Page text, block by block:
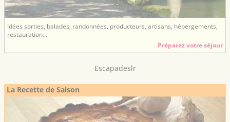
Idées sorties, balades, randonnées, producteurs, artisans, hébergements,
restauration...
Préparez votre séjour
Escapadeslr
La Recette de Saison